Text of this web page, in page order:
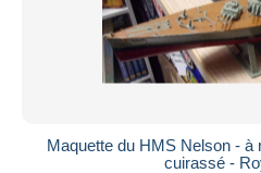
Maquette du HMS Nelson - à
cuirassé -